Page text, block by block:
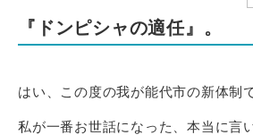
『ドンピシャの適任』。
はい、この度の我が能代市の新体制
私が一番お世話になった、本当に言